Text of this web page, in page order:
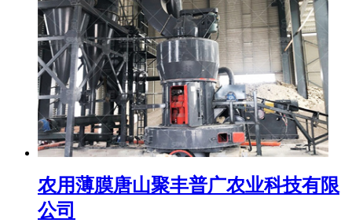
农用薄膜唐山聚丰普广农业科技有限
公司